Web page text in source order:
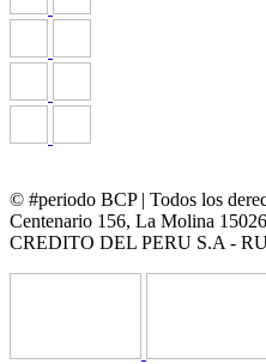
© #periodo BCP | Todos los
Centenario 156, La Molina
CREDITO DEL PERU S.A -